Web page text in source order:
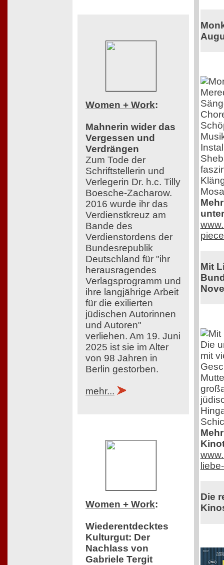
Women + Work:
Mahnerin wider das
Vergessen und
Verdrängen
Zum Tode der
Schriftstellerin und
Verlegerin Dr. h.c. Tilly
Boesche-Zacharow.
2016 wurde ihr das
Verdienstkreuz am
Bande des
Verdienstordens der
Bundesrepublik
Deutschland für "ihr
herausragendes
Verlagsprogramm und
ihre langjährige Arbeit
für die exilierten
jüdischen Autorinnen
und Autoren"
verliehen. Am 19. Juni
2025 ist sie im Alter
von 98 Jahren in
Berlin gestorben.
mehr...
Women + Work:
Wiederentdecktes
Kulturgut: Der
Nachlass von
Gabriele Tergit
Mit
Die
mit
Die